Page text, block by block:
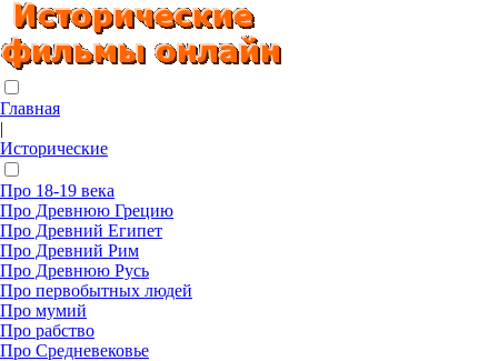
Главная
|
Исторические
Про 18-19 века
Про Древнюю Грецию
Про Древний Египет
Про Древний Рим
Про Древнюю Русь
Про первобытных людей
Про мумий
Про рабство
Про Средневековье